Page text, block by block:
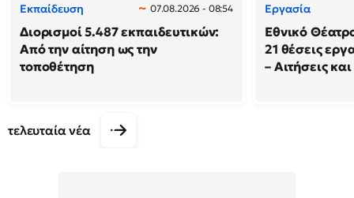
Εκπαίδευση 07.08.2026 - 08:54
Διορισμοί 5.487 εκπαιδευτικών:
Από την αίτηση ως την
τοποθέτηση
Εργασία
Εθνικό
21 θέσεις
– Αιτήσεις
τελευταία νέα